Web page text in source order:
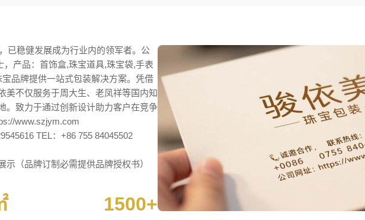
已稳健发展成为行业内的领军者。公
产品：首饰盒,珠宝道具,珠宝袋,手表
品牌提供一站式包装解决方案。凭借
美不仅服务于周大生、老凤祥等国内知
。致力于通过创新设计助力客户在竞争
www.szjym.com
TEL：+86 755 84045502
（品牌订制必需提供品牌授权书）
1500+